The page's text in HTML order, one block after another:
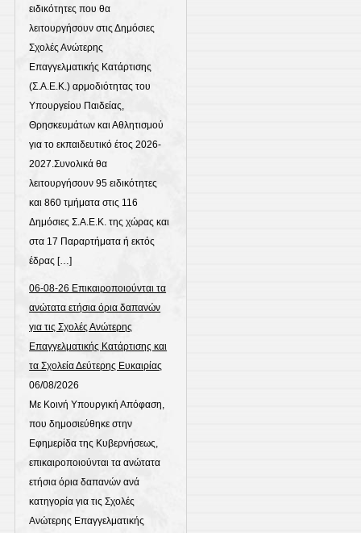
ειδικότητες που θα
λειτουργήσουν στις Δημόσιες
Σχολές Ανώτερης
Επαγγελματικής Κατάρτισης
(Σ.Α.Ε.Κ.) αρμοδιότητας του
Υπουργείου Παιδείας,
Θρησκευμάτων και Αθλητισμού
για το εκπαιδευτικό έτος 2026-
2027.Συνολικά θα
λειτουργήσουν 95 ειδικότητες
και 860 τμήματα στις 116
Δημόσιες Σ.Α.Ε.Κ. της χώρας και
στα 17 Παραρτήματα ή εκτός
έδρας […]
06-08-26 Επικαιροποιούνται τα
ανώτατα ετήσια όρια δαπανών
για τις Σχολές Ανώτερης
Επαγγελματικής Κατάρτισης και
τα Σχολεία Δεύτερης Ευκαιρίας
06/08/2026
Με Κοινή Υπουργική Απόφαση,
που δημοσιεύθηκε στην
Εφημερίδα της Κυβερνήσεως,
επικαιροποιούνται τα ανώτατα
ετήσια όρια δαπανών ανά
κατηγορία για τις Σχολές
Ανώτερης Επαγγελματικής